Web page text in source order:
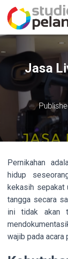
Jasa
Pernikahan
hidup
kekasih sepakat
tangga secara
ini tidak akan
wajib pada acara